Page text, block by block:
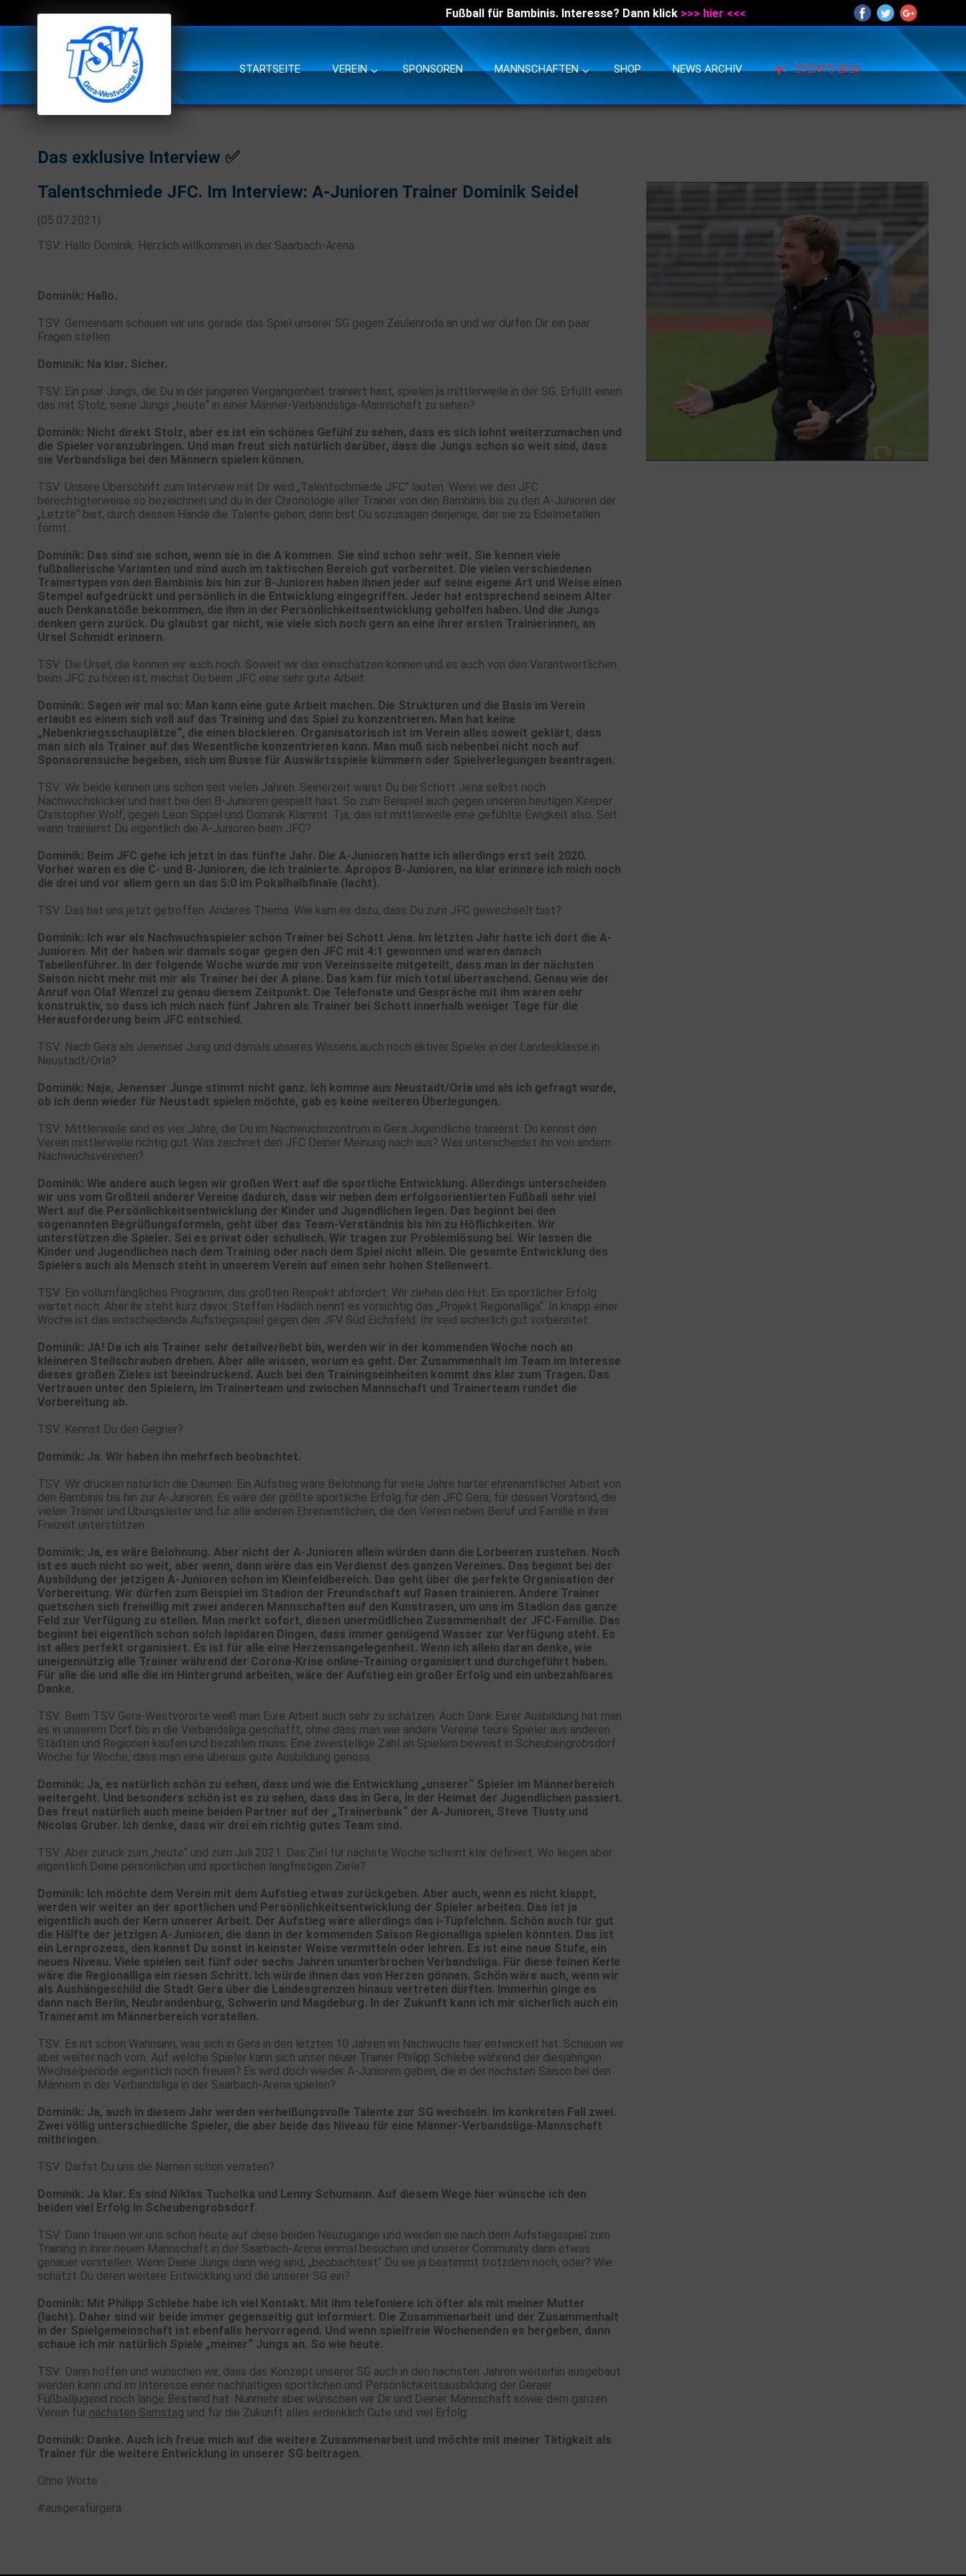
Fußball für Bambinis. Interesse? Dann klick >>> hier <<<
STARTSEITE VEREIN SPONSOREN MANNSCHAFTEN SHOP NEWS ARCHIV EVENTS 2026
Das exklusive Interview ✅
Talentschmiede JFC. Im Interview: A-Junioren Trainer Dominik Seidel
(05.07.2021)
TSV: Hallo Dominik. Herzlich willkommen in der Saarbach-Arena.
Dominik: Hallo.
TSV: Gemeinsam schauen wir uns gerade das Spiel unserer SG gegen Zeulenroda an und wir dürfen Dir ein paar
Fragen stellen.
Dominik: Na klar. Sicher.
TSV: Ein paar Jungs, die Du in der jüngeren Vergangenheit trainiert hast, spielen ja mittlerweile in der SG. Erfüllt einen
das mit Stolz, seine Jungs „heute“ in einer Männer-Verbandsliga-Mannschaft zu sehen?
Dominik: Nicht direkt Stolz, aber es ist ein schönes Gefühl zu sehen, dass es sich lohnt weiterzumachen und
die Spieler voranzubringen. Und man freut sich natürlich darüber, dass die Jungs schon so weit sind, dass
sie Verbandsliga bei den Männern spielen können.
TSV: Unsere Überschrift zum Interview mit Dir wird „Talentschmiede JFC“ lauten. Wenn wir den JFC
berechtigterweise so bezeichnen und du in der Chronologie aller Trainer von den Bambinis bis zu den A-Junioren der
„Letzte“ bist, durch dessen Hände die Talente gehen, dann bist Du sozusagen derjenige, der sie zu Edelmetallen
formt.
Dominik: Das sind sie schon, wenn sie in die A kommen. Sie sind schon sehr weit. Sie kennen viele
fußballerische Varianten und sind auch im taktischen Bereich gut vorbereitet. Die vielen verschiedenen
Trainertypen von den Bambinis bis hin zur B-Junioren haben ihnen jeder auf seine eigene Art und Weise einen
Stempel aufgedrückt und persönlich in die Entwicklung eingegriffen. Jeder hat entsprechend seinem Alter
auch Denkanstöße bekommen, die ihm in der Persönlichkeitsentwicklung geholfen haben. Und die Jungs
denken gern zurück. Du glaubst gar nicht, wie viele sich noch gern an eine ihrer ersten Trainierinnen, an
Ursel Schmidt erinnern.
TSV: Die Ursel, die kennen wir auch noch. Soweit wir das einschätzen können und es auch von den Verantwortlichen
beim JFC zu hören ist, machst Du beim JFC eine sehr gute Arbeit.
Dominik: Sagen wir mal so: Man kann eine gute Arbeit machen. Die Strukturen und die Basis im Verein
erlaubt es einem sich voll auf das Training und das Spiel zu konzentrieren. Man hat keine
„Nebenkriegsschauplätze“, die einen blockieren. Organisatorisch ist im Verein alles soweit geklärt, dass
man sich als Trainer auf das Wesentliche konzentrieren kann. Man muß sich nebenbei nicht noch auf
Sponsorensuche begeben, sich um Busse für Auswärtsspiele kümmern oder Spielverlegungen beantragen.
TSV: Wir beide kennen uns schon seit vielen Jahren. Seinerzeit warst Du bei Schott Jena selbst noch
Nachwuchskicker und hast bei den B-Junioren gespielt hast. So zum Beispiel auch gegen unseren heutigen Keeper
Christopher Wolf, gegen Leon Sippel und Dominik Klammt. Tja, das ist mittlerweile eine gefühlte Ewigkeit also. Seit
wann trainierst Du eigentlich die A-Junioren beim JFC?
Dominik: Beim JFC gehe ich jetzt in das fünfte Jahr. Die A-Junioren hatte ich allerdings erst seit 2020.
Vorher waren es die C- und B-Junioren, die ich trainierte. Apropos B-Junioren, na klar erinnere ich mich noch
die drei und vor allem gern an das 5:0 im Pokalhalbfinale (lacht).
TSV: Das hat uns jetzt getroffen. Anderes Thema. Wie kam es dazu, dass Du zum JFC gewechselt bist?
Dominik: Ich war als Nachwuchsspieler schon Trainer bei Schott Jena. Im letzten Jahr hatte ich dort die A-
Junioren. Mit der haben wir damals sogar gegen den JFC mit 4:1 gewonnen und waren danach
Tabellenführer. In der folgende Woche wurde mir von Vereinsseite mitgeteilt, dass man in der nächsten
Saison nicht mehr mit mir als Trainer bei der A plane. Das kam für mich total überraschend. Genau wie der
Anruf von Olaf Wenzel zu genau diesem Zeitpunkt. Die Telefonate und Gespräche mit ihm waren sehr
konstruktiv, so dass ich mich nach fünf Jahren als Trainer bei Schott innerhalb weniger Tage für die
Herausforderung beim JFC entschied.
TSV: Nach Gera als Jenenser Jung und damals unseres Wissens auch noch aktiver Spieler in der Landesklasse in
Neustadt/Orla?
Dominik: Naja, Jenenser Junge stimmt nicht ganz. Ich komme aus Neustadt/Orla und als ich gefragt wurde,
ob ich denn wieder für Neustadt spielen möchte, gab es keine weiteren Überlegungen.
TSV: Mittlerweile sind es vier Jahre, die Du im Nachwuchszentrum in Gera Jugendliche trainierst. Du kennst den
Verein mittlerweile richtig gut. Was zeichnet den JFC Deiner Meinung nach aus? Was unterscheidet ihn von andern
Nachwuchsvereinen?
Dominik: Wie andere auch legen wir großen Wert auf die sportliche Entwicklung. Allerdings unterscheiden
wir uns vom Großteil anderer Vereine dadurch, dass wir neben dem erfolgsorientierten Fußball sehr viel
Wert auf die Persönlichkeitsentwicklung der Kinder und Jugendlichen legen. Das beginnt bei den
sogenannten Begrüßungsformeln, geht über das Team-Verständnis bis hin zu Höflichkeiten. Wir
unterstützen die Spieler. Sei es privat oder schulisch. Wir tragen zur Problemlösung bei. Wir lassen die
Kinder und Jugendlichen nach dem Training oder nach dem Spiel nicht allein. Die gesamte Entwicklung des
Spielers auch als Mensch steht in unserem Verein auf einen sehr hohen Stellenwert.
TSV: Ein vollumfängliches Programm, das größten Respekt abfordert. Wir ziehen den Hut. Ein sportlicher Erfolg
wartet noch. Aber ihr steht kurz davor. Steffen Hadlich nennt es vorsichtig das „Projekt Regionalliga“. In knapp einer
Woche ist das entscheidende Aufstiegsspiel gegen den JFV Süd Eichsfeld. Ihr seid sicherlich gut vorbereitet.
Dominik: JA! Da ich als Trainer sehr detailverliebt bin, werden wir in der kommenden Woche noch an
kleineren Stellschrauben drehen. Aber alle wissen, worum es geht. Der Zusammenhalt im Team im Interesse
dieses großen Zieles ist beeindruckend. Auch bei den Trainingseinheiten kommt das klar zum Tragen. Das
Vertrauen unter den Spielern, im Trainerteam und zwischen Mannschaft und Trainerteam rundet die
Vorbereitung ab.
TSV: Kennst Du den Gegner?
Dominik: Ja. Wir haben ihn mehrfach beobachtet.
TSV: Wir drücken natürlich die Daumen. Ein Aufstieg wäre Belohnung für viele Jahre harter ehrenamtlicher Arbeit von
den Bambinis bis hin zur A-Junioren. Es wäre der größte sportliche Erfolg für den JFC Gera, für dessen Vorstand, die
vielen Trainer und Übungsleiter und für alle anderen Ehrenamtlichen, die den Verein neben Beruf und Familie in ihrer
Freizeit unterstützen.
Dominik: Ja, es wäre Belohnung. Aber nicht der A-Junioren allein würden dann die Lorbeeren zustehen. Noch
ist es auch nicht so weit, aber wenn, dann wäre das ein Verdienst des ganzen Vereines. Das beginnt bei der
Ausbildung der jetzigen A-Junioren schon im Kleinfeldbereich. Das geht über die perfekte Organisation der
Vorbereitung. Wir dürfen zum Beispiel im Stadion der Freundschaft auf Rasen trainieren. Andere Trainer
quetschen sich freiwillig mit zwei anderen Mannschaften auf den Kunstrasen, um uns im Stadion das ganze
Feld zur Verfügung zu stellen. Man merkt sofort, diesen unermüdlichen Zusammenhalt der JFC-Familie. Das
beginnt bei eigentlich schon solch lapidaren Dingen, dass immer genügend Wasser zur Verfügung steht. Es
ist alles perfekt organisiert. Es ist für alle eine Herzensangelegenheit. Wenn ich allein daran denke, wie
uneigennützig alle Trainer während der Corona-Krise online-Training organisiert und durchgeführt haben.
Für alle die und alle die im Hintergrund arbeiten, wäre der Aufstieg ein großer Erfolg und ein unbezahlbares
Danke.
TSV: Beim TSV Gera-Westvororte weiß man Eure Arbeit auch sehr zu schätzen. Auch Dank Eurer Ausbildung hat man
es in unserem Dorf bis in die Verbandsliga geschafft, ohne dass man wie andere Vereine teure Spieler aus anderen
Städten und Regionen kaufen und bezahlen muss. Eine zweistellige Zahl an Spielern beweist in Scheubengrobsdorf
Woche für Woche, dass man eine überaus gute Ausbildung genoss.
Dominik: Ja, es natürlich schön zu sehen, dass und wie die Entwicklung „unserer“ Spieler im Männerbereich
weitergeht. Und besonders schön ist es zu sehen, dass das in Gera, in der Heimat der Jugendlichen passiert.
Das freut natürlich auch meine beiden Partner auf der „Trainerbank“ der A-Junioren, Steve Tlusty und
Nicolas Gruber. Ich denke, dass wir drei ein richtig gutes Team sind.
TSV: Aber zurück zum „heute“ und zum Juli 2021. Das Ziel für nächste Woche scheint klar definiert. Wo liegen aber
eigentlich Deine persönlichen und sportlichen langfristigen Ziele?
Dominik: Ich möchte dem Verein mit dem Aufstieg etwas zurückgeben. Aber auch, wenn es nicht klappt,
werden wir weiter an der sportlichen und Persönlichkeitsentwicklung der Spieler arbeiten. Das ist ja
eigentlich auch der Kern unserer Arbeit. Der Aufstieg wäre allerdings das i-Tüpfelchen. Schön auch für gut
die Hälfte der jetzigen A-Junioren, die dann in der kommenden Saison Regionalliga spielen könnten. Das ist
ein Lernprozess, den kannst Du sonst in keinster Weise vermitteln oder lehren. Es ist eine neue Stufe, ein
neues Niveau. Viele spielen seit fünf oder sechs Jahren ununterbrochen Verbandsliga. Für diese feinen Kerle
wäre die Regionalliga ein riesen Schritt. Ich würde ihnen das von Herzen gönnen. Schön wäre auch, wenn wir
als Aushängeschild die Stadt Gera über die Landesgrenzen hinaus vertreten dürften. Immerhin ginge es
dann nach Berlin, Neubrandenburg, Schwerin und Magdeburg. In der Zukunft kann ich mir sicherlich auch ein
Traineramt im Männerbereich vorstellen.
TSV: Es ist schon Wahnsinn, was sich in Gera in den letzten 10 Jahren im Nachwuchs hier entwickelt hat. Schauen wir
aber weiter nach vorn. Auf welche Spieler kann sich unser neuer Trainer Philipp Schlebe während der diesjährigen
Wechselperiode eigentlich noch freuen? Es wird doch wieder A-Junioren geben, die in der nächsten Saison bei den
Männern in der Verbandsliga in der Saarbach-Arena spielen?
Dominik: Ja, auch in diesem Jahr werden verheißungsvolle Talente zur SG wechseln. Im konkreten Fall zwei.
Zwei völlig unterschiedliche Spieler, die aber beide das Niveau für eine Männer-Verbandsliga-Mannschaft
mitbringen.
TSV: Darfst Du uns die Namen schon verraten?
Dominik: Ja klar. Es sind Niklas Tucholka und Lenny Schumann. Auf diesem Wege hier wünsche ich den
beiden viel Erfolg in Scheubengrobsdorf.
TSV: Dann freuen wir uns schon heute auf diese beiden Neuzugänge und werden sie nach dem Aufstiegsspiel zum
Training in ihrer neuen Mannschaft in der Saarbach-Arena einmal besuchen und unserer Community dann etwas
genauer vorstellen. Wenn Deine Jungs dann weg sind, „beobachtest“ Du sie ja bestimmt trotzdem noch, oder? Wie
schätzt Du deren weitere Entwicklung und die unserer SG ein?
Dominik: Mit Philipp Schlebe habe ich viel Kontakt. Mit ihm telefoniere ich öfter als mit meiner Mutter
(lacht). Daher sind wir beide immer gegenseitig gut informiert. Die Zusammenarbeit und der Zusammenhalt
in der Spielgemeinschaft ist ebenfalls hervorragend. Und wenn spielfreie Wochenenden es hergeben, dann
schaue ich mir natürlich Spiele „meiner“ Jungs an. So wie heute.
TSV: Dann hoffen und wünschen wir, dass das Konzept unserer SG auch in den nächsten Jahren weiterhin ausgebaut
werden kann und im Interesse einer nachhaltigen sportlichen und Persönlichkeitsausbildung der Geraer
Fußballjugend noch lange Bestand hat. Nunmehr aber wünschen wir Dir und Deiner Mannschaft sowie dem ganzen
Verein für nächsten Samstag und für die Zukunft alles erdenklich Gute und viel Erfolg.
Dominik: Danke. Auch ich freue mich auf die weitere Zusammenarbeit und möchte mit meiner Tätigkeit als
Trainer für die weitere Entwicklung in unserer SG beitragen.
Ohne Worte …
#ausgerafürgera